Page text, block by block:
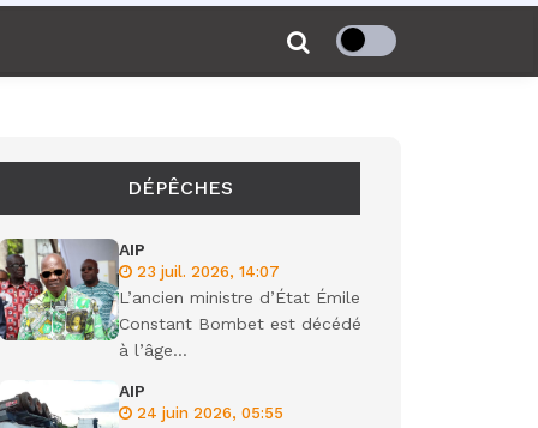
DÉPÊCHES
AIP
23 juil. 2026, 14:07
L’ancien ministre d’État Émile
Constant Bombet est décédé
à l’âge...
AIP
24 juin 2026, 05:55